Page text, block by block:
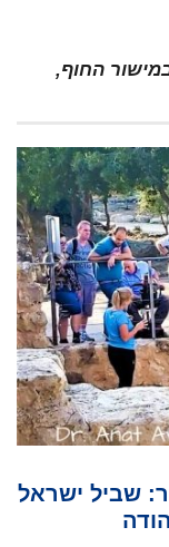
החוף,
שביל ישראל